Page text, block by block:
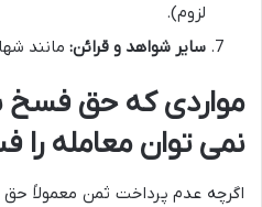
لزوم).
سایر شواهد و قرائن: مانند
مواردی که حق فسخ
نمی توان معامله را
اگرچه عدم پرداخت ثمن معمولاً